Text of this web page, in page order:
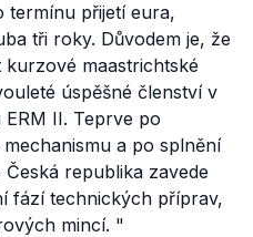
termínu přijetí eura,
tři roky. Důvodem je, že
maastrichtské
úspěšné členství v
II. Teprve po
a po splnění
republika zavede
fází technických příprav,
mincí. "